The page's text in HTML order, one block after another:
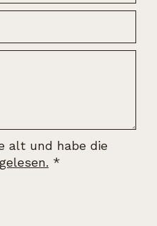
alt und habe die
*